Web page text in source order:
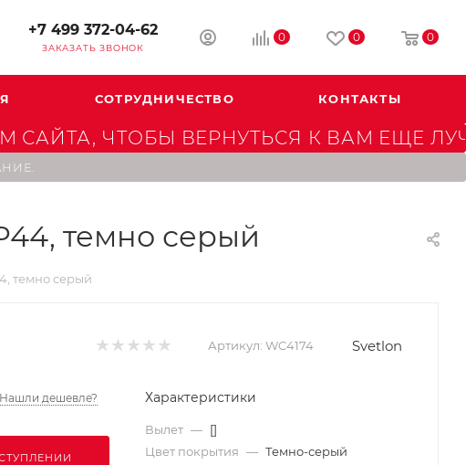
+7 499 372-04-62
ЗАКАЗАТЬ ЗВОНОК
0 0 0
СОТРУДНИЧЕСТВО КОНТАКТЫ
ЧТОБЫ ВЕРНУТЬСЯ К ВАМ ЕЩЕ
темно серый
темно серый
Артикул: WC4174 Svetlon
Нашли дешевле? Характеристики
Вылет — []
Цвет покрытия — Темно-серый